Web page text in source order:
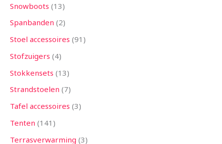
Snowboots 13
Spanbanden 2
Stoel accessoires 91
Stofzuigers 4
Stokkensets 13
Strandstoelen 7
Tafel accessoires 3
Tenten 141
Terrasverwarming 3